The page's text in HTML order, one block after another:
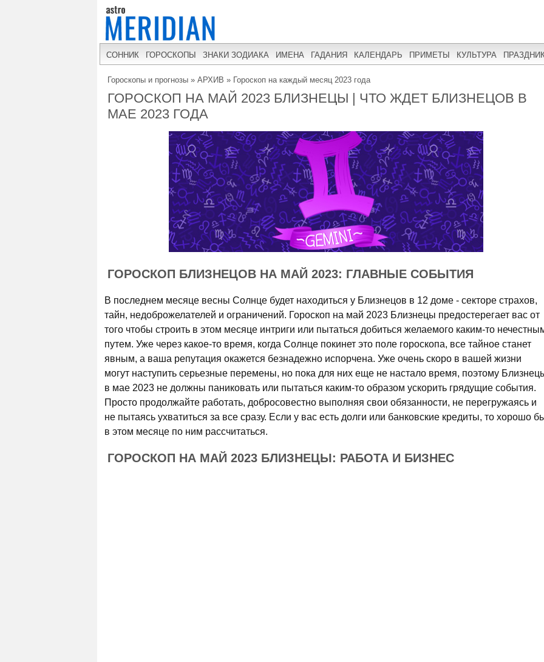
СОННИК ГОРОСКОПЫ ЗНАКИ ЗОДИАКА ИМЕНА ГАДАНИЯ КАЛЕНДАРЬ ПРИМЕТЫ КУЛЬТУРА
Гороскопы и прогнозы » АРХИВ » Гороскоп на каждый месяц 2023 года
ГОРОСКОП НА МАЙ 2023 БЛИЗНЕЦЫ | ЧТО ЖДЕТ БЛИЗНЕЦОВ В
МАЕ 2023 ГОДА
ГОРОСКОП БЛИЗНЕЦОВ НА МАЙ 2023: ГЛАВНЫЕ СОБЫТИЯ
В последнем месяце весны Солнце будет находиться у Близнецов в 12 доме - секторе страхов,
тайн, недоброжелателей и ограничений. Гороскоп на май 2023 Близнецы предостерегает вас от
того чтобы строить в этом месяце интриги или пытаться добиться желаемого каким-то
путем. Уже через какое-то время, когда Солнце покинет это поле гороскопа, все тайное станет
явным, а ваша репутация окажется безнадежно испорчена. Уже очень скоро в вашей жизни
могут наступить серьезные перемены, но пока для них еще не настало время, поэтому
в мае 2023 не должны паниковать или пытаться каким-то образом ускорить грядущие события.
Просто продолжайте работать, добросовестно выполняя свои обязанности, не перегружаясь и
не пытаясь ухватиться за все сразу. Если у вас есть долги или банковские кредиты, то хорошо
в этом месяце по ним рассчитаться.
ГОРОСКОП НА МАЙ 2023 БЛИЗНЕЦЫ: РАБОТА И БИЗНЕС